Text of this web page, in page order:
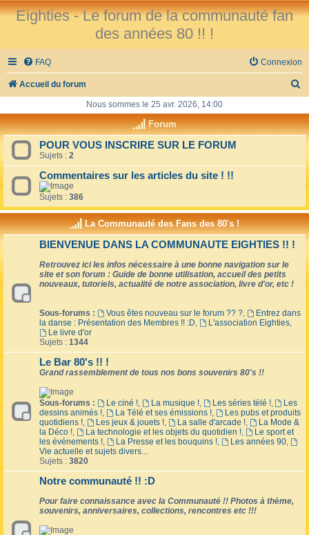
Eighties - Le forum de la communauté fan
des années 80 !! !
FAQ Connexion
Accueil du forum
h
h
e
Nous sommes le 25 avr. 2026, 14:00
Forum
POUR VOUS INSCRIRE SUR LE FORUM
Sujets : 2
Commentaires sur les articles du site ! !!
Sujets : 386
La Communauté des Fans des 80's !
BIENVENUE DANS LA COMMUNAUTE EIGHTIES !! !
Retrouvez ici les infos nécessaire à une bonne navigation sur le
site et son forum : Guide de bonne utilisation, accueil des petits
nouveaux, tutoriels, actualité de notre association, livre d'or, etc !
Sous-forums : Vous êtes nouveau sur le forum ?? ?,
Entrez dans
la danse : Présentation des Membres !! :D, L'association Eighties,
Le livre d'or
Sujets : 1344
Le Bar 80's !! !
Grand rassemblement de tous nos bons souvenirs 80's !!
Sous-forums : Le ciné !, La musique !, Les séries télé !,
Les
dessins animés !, La Télé et ses émissions !,
Les pubs et produits
quotidiens !, Les jeux & jouets !, La salle d'arcade !,
La Mode &
la Déco !, La technologie et les objets du quotidien !,
Le sport et
les événements !, La Presse et les bouquins !, Les années 90,
Vie actuelle et sujets divers...
Sujets : 3820
Notre communauté !! :D
Pour faire connaissance avec la Communauté !! Photos à thème,
souvenirs, anniversaires, collections, rencontres etc !!!